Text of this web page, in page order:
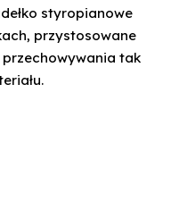
styropianowe
przystosowane
tak